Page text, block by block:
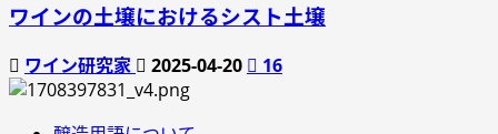
ワインの土壌におけるシスト土壌
ワイン研究家 2025-04-20 16